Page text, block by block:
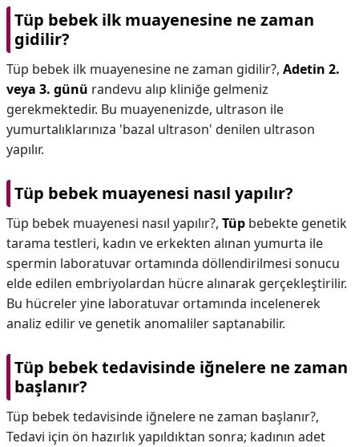
Tüp bebek ilk muayenesine ne zaman
gidilir?
Tüp bebek ilk muayenesine ne zaman gidilir?, Adetin 2.
veya 3. günü randevu alıp kliniğe gelmeniz
gerekmektedir. Bu muayenenizde, ultrason ile
yumurtalıklarınıza 'bazal ultrason' denilen ultrason
yapılır.
Tüp bebek muayenesi nasıl yapılır?
Tüp bebek muayenesi nasıl yapılır?, Tüp bebekte genetik
tarama testleri, kadın ve erkekten alınan yumurta ile
spermin laboratuvar ortamında döllendirilmesi sonucu
elde edilen embriyolardan hücre alınarak gerçekleştirilir.
Bu hücreler yine laboratuvar ortamında incelenerek
analiz edilir ve genetik anomaliler saptanabilir.
Tüp bebek tedavisinde iğnelere ne zaman
başlanır?
Tüp bebek tedavisinde iğnelere ne zaman başlanır?,
Tedavi için ön hazırlık yapıldıktan sonra; kadının adet